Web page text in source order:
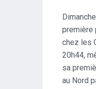
première
chez les
20h44,
sa
au Nord